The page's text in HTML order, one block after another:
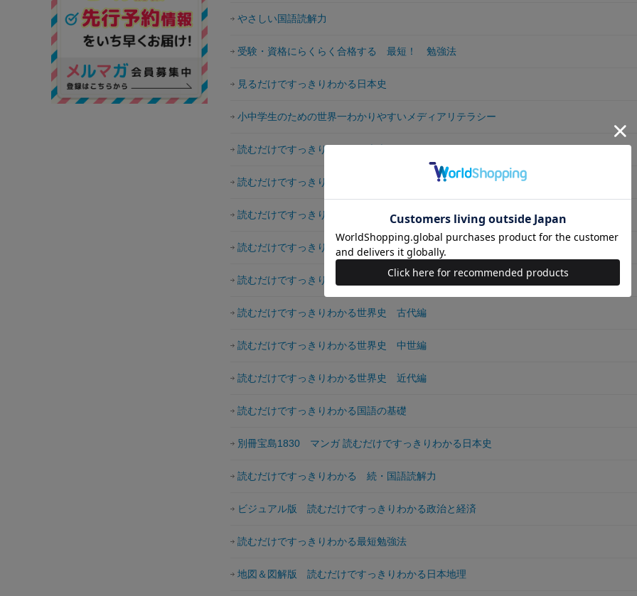
やさしい国語読解力
受験・資格にらくらく合格する 最短！ 勉強法
見るだけですっきりわかる日本史
小中学生のための世界一わかりやすいメディアリテラシー
読むだけですっきりわかる日本史
読むだけですっきりわかる直江兼続
読むだけですっきりわかる日本地理
読むだけですっきりわかる国語読解力
読むだけですっきりわかる政治と経済
読むだけですっきりわかる世界史 古代編
読むだけですっきりわかる世界史 中世編
読むだけですっきりわかる世界史 近代編
読むだけですっきりわかる国語の基礎
別冊宝島1830 マンガ 読むだけですっきりわかる日本史
読むだけですっきりわかる 続・国語読解力
ビジュアル版 読むだけですっきりわかる政治と経済
読むだけですっきりわかる最短勉強法
地図＆図解版 読むだけですっきりわかる日本地理